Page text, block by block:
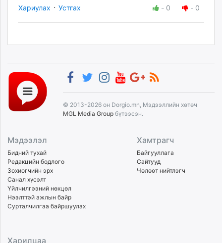
Хариулах · Устгах - 0 - 0
© 2013-2026 он Dorgio.mn, Мэдээллийн хөтөч
MGL Media Group бүтээсэн.
Мэдээлэл
Бидний тухай
Редакцийн бодлого
Зохиогчийн эрх
Санал хүсэлт
Үйлчилгээний нөхцөл
Нээлттэй ажлын байр
Сурталчилгаа байршуулах
Хамтрагч
Байгууллага
Сайтууд
Чөлөөт нийтлэгч
Харилцаа